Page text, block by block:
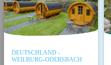
DEUTSCHLAND -
WEILBURG-ODERSBACH